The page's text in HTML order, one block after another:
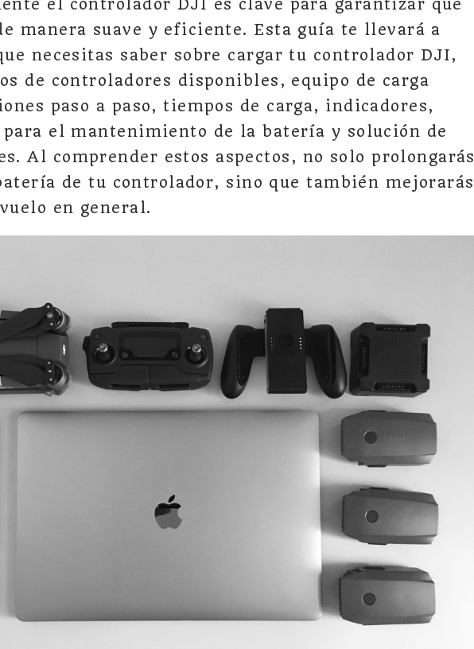
el controlador DJI es clave para garantizar que
manera suave y eficiente. Esta guía te llevará a
necesitas saber sobre cargar tu controlador DJI,
de controladores disponibles, equipo de carga
paso a paso, tiempos de carga, indicadores,
el mantenimiento de la batería y solución de
Al comprender estos aspectos, no solo prolongarás
de tu controlador, sino que también mejorarás
en general.